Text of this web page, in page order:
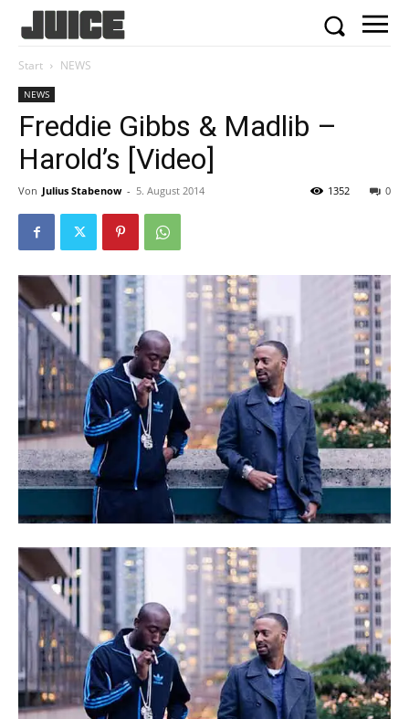
Start NEWS
NEWS
Freddie Gibbs & Madlib –
Harold’s [Video]
Von Julius Stabenow - 5. August 2014 0
1352